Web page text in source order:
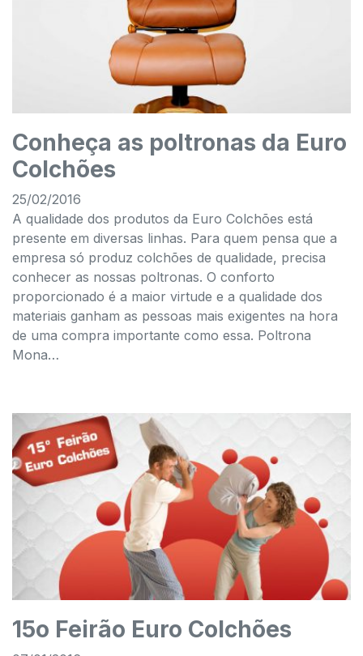
Conheça as poltronas da Euro
Colchões
25/02/2016
A qualidade dos produtos da Euro Colchões está
presente em diversas linhas. Para quem pensa que a
empresa só produz colchões de qualidade, precisa
conhecer as nossas poltronas. O conforto
proporcionado é a maior virtude e a qualidade dos
materiais ganham as pessoas mais exigentes na hora
de uma compra importante como essa. Poltrona
Mona…
15o Feirão Euro Colchões